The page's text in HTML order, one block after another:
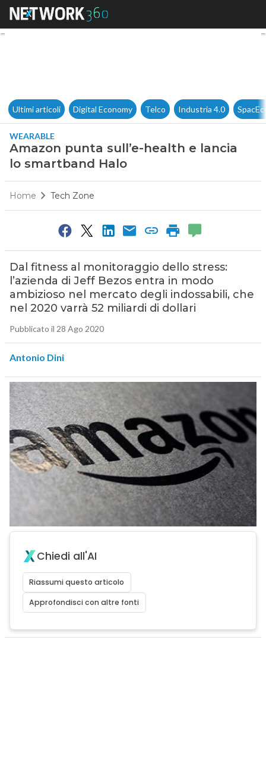
Amazon punta sull’e-health
Ultimi articoli Digital Economy Telco Industria 4.0
WEARABLE
Amazon punta sull’e-health e lancia
lo smartband Halo
Home Tech Zone
Dal fitness al monitoraggio dello stress:
l’azienda di Jeff Bezos entra in modo
ambizioso nel mercato degli indossabili, che
nel 2020 varrà 52 miliardi di dollari
Pubblicato il 28 Ago 2020
Antonio Dini
Chiedi all'AI
Riassumi questo articolo
Approfondisci con altre fonti